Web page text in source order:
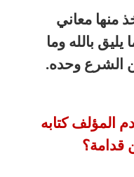
منها معاني
بالله وما
الشرع وحده.
يقدم المؤلف كتابه
قدامة؟